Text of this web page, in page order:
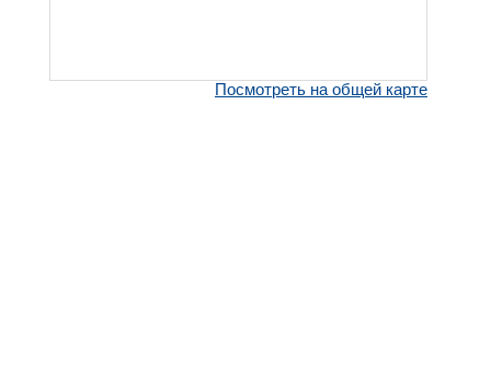
Посмотреть на общей карте